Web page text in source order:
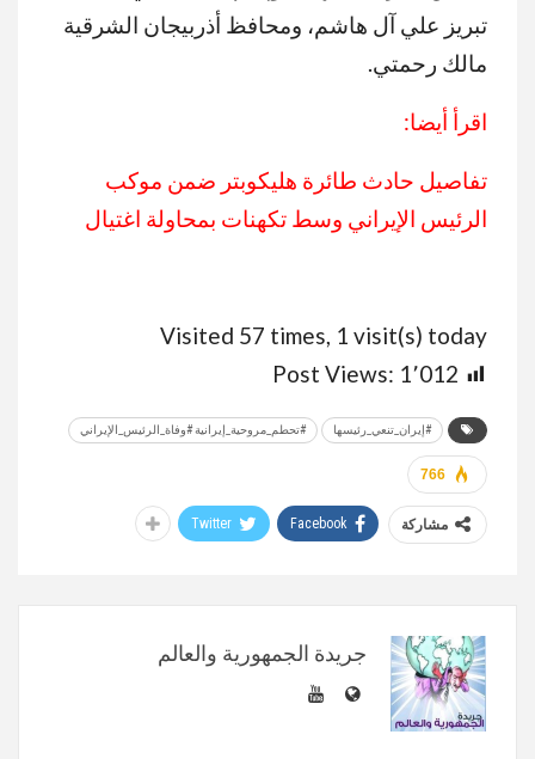
تبريز علي آل هاشم، ومحافظ أذربيجان الشرقية
مالك رحمتي.
اقرأ أيضا:
تفاصيل حادث طائرة هليكوبتر ضمن موكب
الرئيس الإيراني وسط تكهنات بمحاولة اغتيال
Visited 57 times, 1 visit(s) today
Post Views: 1٬012
#إيران_تنعي_رئيسها #تحطم_مروحية_إيرانية #وفاة_الرئيس_الإيراني
766
مشاركة Facebook
Twitter
جريدة الجمهورية والعالم